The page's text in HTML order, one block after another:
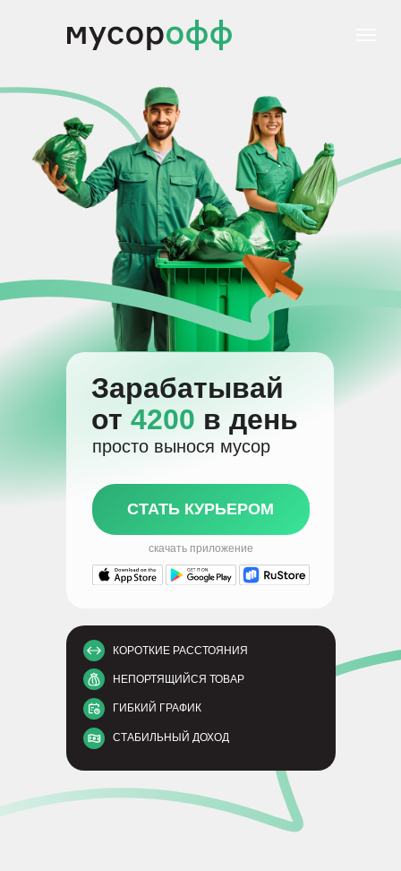
Зарабатывай
от 4200 в день
просто вынося мусор
СТАТЬ КУРЬЕРОМ
скачать приложение
КОРОТКИЕ РАССТОЯНИЯ
НЕПОРТЯЩИЙСЯ ТОВАР
ГИБКИЙ ГРАФИК
СТАБИЛЬНЫЙ ДОХОД